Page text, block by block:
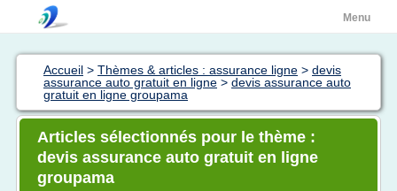
Menu
Accueil > Thèmes & articles : assurance ligne > devis
assurance auto gratuit en ligne > devis assurance auto
gratuit en ligne groupama
Articles sélectionnés pour le thème :
devis assurance auto gratuit en ligne
groupama